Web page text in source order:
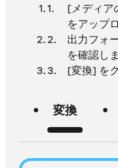
[メディア
をアップ
出力フォ
を確認し
[変換] を
変換